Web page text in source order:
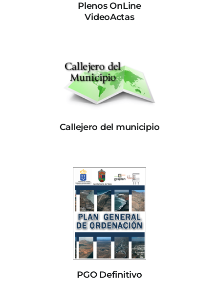
Plenos OnLine
VideoActas
Callejero del municipio
PGO Definitivo